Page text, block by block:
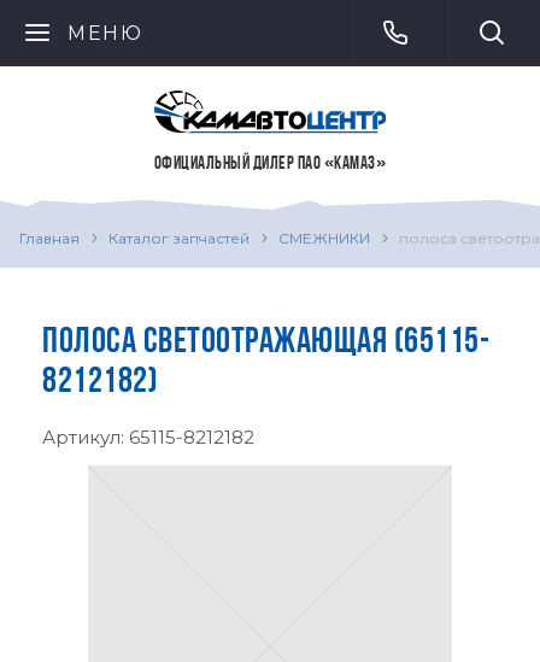
МЕНЮ
ОФИЦИАЛЬНЫЙ ДИЛЕР ПАО «КАМАЗ»
Главная Каталог запчастей СМЕЖНИКИ полоса
ПОЛОСА СВЕТООТРАЖАЮЩАЯ (65115-
8212182)
Артикул: 65115-8212182